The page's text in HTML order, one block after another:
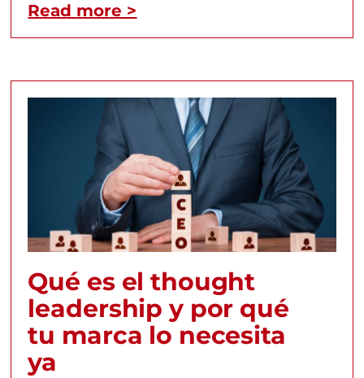
Read more >
Qué es el thought
leadership y por qué
tu marca lo necesita
ya